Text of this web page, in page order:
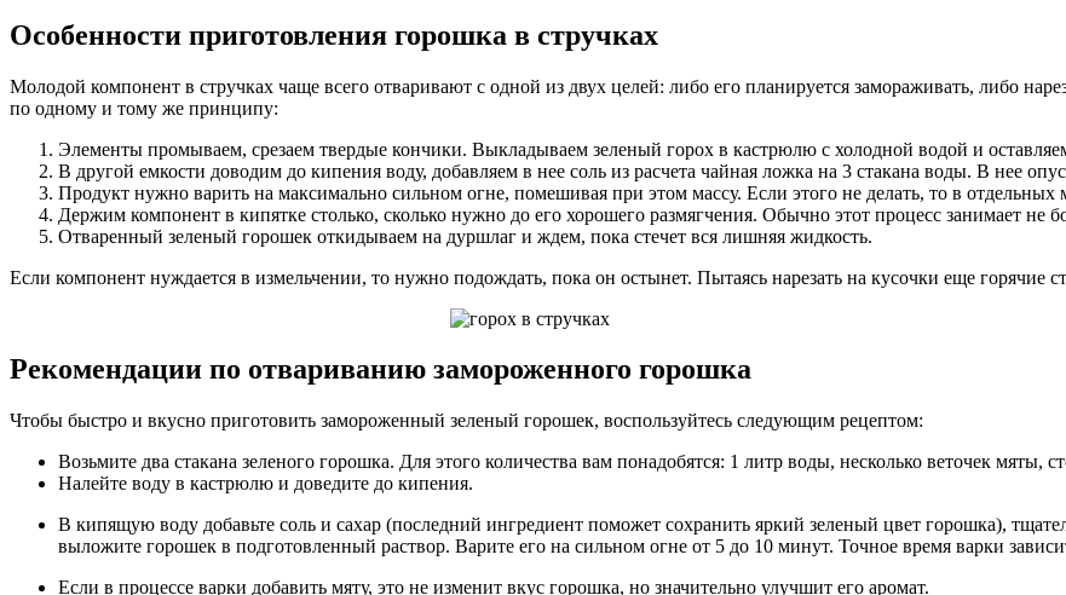
Особенности приготовления горошка в стручках
Молодой компонент в стручках чаще всего отваривают с одной из двух целей: либо его планируется замораживать, либо
по одному и тому же принципу:
Элементы промываем, срезаем твердые кончики. Выкладываем зеленый горох в кастрюлю с холодной водой и
В другой емкости доводим до кипения воду, добавляем в нее соль из расчета чайная ложка на 3 стакана воды. В нее
Продукт нужно варить на максимально сильном огне, помешивая при этом массу. Если этого не делать, то в
Держим компонент в кипятке столько, сколько нужно до его хорошего размягчения. Обычно этот процесс занимает не
Отваренный зеленый горошек откидываем на дуршлаг и ждем, пока стечет вся лишняя жидкость.
Если компонент нуждается в измельчении, то нужно подождать, пока он остынет. Пытаясь нарезать на кусочки еще горячие
Рекомендации по отвариванию замороженного горошка
Чтобы быстро и вкусно приготовить замороженный зеленый горошек, воспользуйтесь следующим рецептом:
Возьмите два стакана зеленого горошка. Для этого количества вам понадобятся: 1 литр воды, несколько веточек мяты,
Налейте воду в кастрюлю и доведите до кипения.
В кипящую воду добавьте соль и сахар (последний ингредиент поможет сохранить яркий зеленый цвет горошка),
выложите горошек в подготовленный раствор. Варите его на сильном огне от 5 до 10 минут. Точное время варки
Если в процессе варки добавить мяту, это не изменит вкус горошка, но значительно улучшит его аромат.